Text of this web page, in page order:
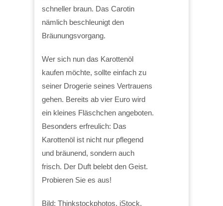
schneller braun. Das Carotin
nämlich beschleunigt den
Bräunungsvorgang.
Wer sich nun das Karottenöl
kaufen möchte, sollte einfach zu
seiner Drogerie seines Vertrauens
gehen. Bereits ab vier Euro wird
ein kleines Fläschchen angeboten.
Besonders erfreulich: Das
Karottenöl ist nicht nur pflegend
und bräunend, sondern auch
frisch. Der Duft belebt den Geist.
Probieren Sie es aus!
Bild: Thinkstockphotos, iStock,